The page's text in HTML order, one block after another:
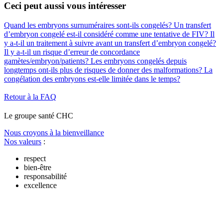
Ceci peut aussi vous intéresser
Quand les embryons surnuméraires sont-ils congelés? Un transfert
d’embryon congelé est-il considéré comme une tentative de FIV? Il
y a-t-il un traitement à suivre avant un transfert d’embryon congelé?
Il y a-t-il un risque d’erreur de concordance
gamètes/embryon/patients? Les embryons congelés depuis
longtemps ont-ils plus de risques de donner des malformations? La
congélation des embryons est-elle limitée dans le temps?
Retour à la FAQ
Le groupe santé CHC
Nous croyons à la bienveillance
Nos valeurs :
respect
bien-être
responsabilité
excellence